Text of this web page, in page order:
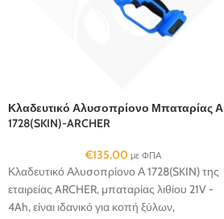
Κλαδευτικό Αλυσοπρίονο Μπαταρίας Α
1728(SKIN)-ARCHER
€135,00 με ΦΠΑ
Κλαδευτικό Αλυσοπρίονο Α 1728(SKIN) της
εταιρείας ARCHER, μπαταρίας λιθίου 21V -
4Ah, είναι ιδανικό για κοπή ξύλων,